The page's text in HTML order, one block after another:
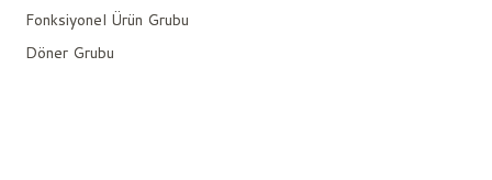
Fonksiyonel Ürün Grubu
Döner Grubu